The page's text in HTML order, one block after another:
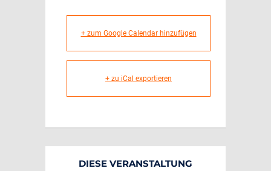
+ zum Google Calendar hinzufügen
+ zu iCal exportieren
DIESE VERANSTALTUNG